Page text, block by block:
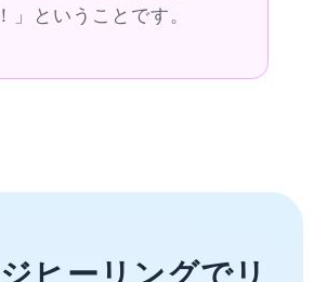
」ということです。
ヒーリングでリ